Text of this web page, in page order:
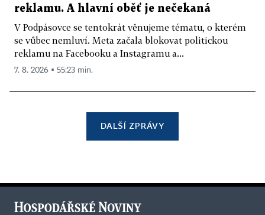
reklamu. A hlavní oběť je nečekaná
V Podpásovce se tentokrát věnujeme tématu, o kterém
se vůbec nemluví. Meta začala blokovat politickou
reklamu na Facebooku a Instagramu a...
7. 8. 2026 ▪ 55:23 min.
DALŠÍ ZPRÁVY